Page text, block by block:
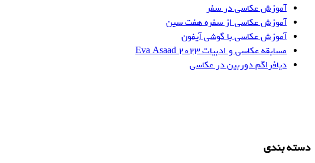
آموزش عکاسی در سفر
آموزش عکاسی از سفره هفت سین
آموزش عکاسی با گوشی آیفون
مسابقه عکاسی و ادبیات Eva Asaad ۲۰۲۳
دیافراگم دوربین در عکاسی
دسته بندی